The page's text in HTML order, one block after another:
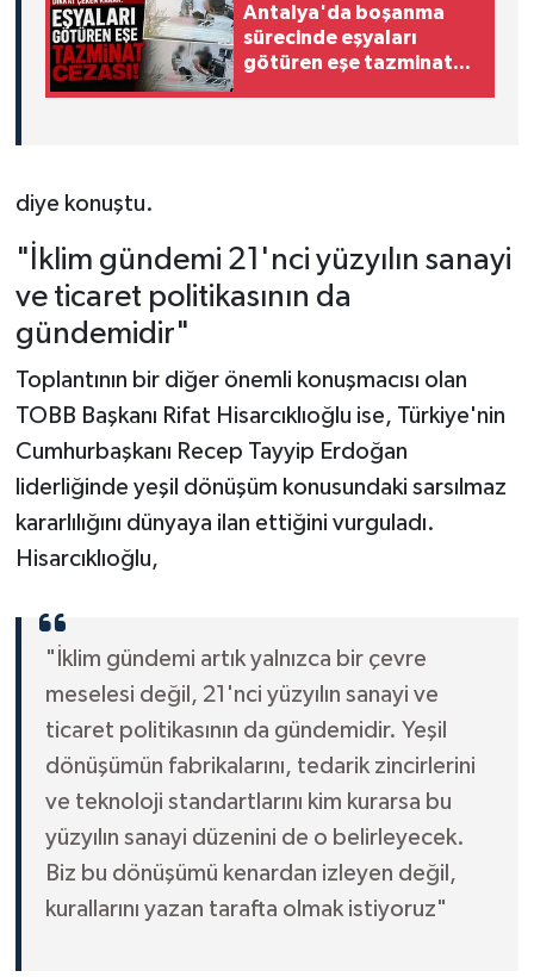
Antalya'da boşanma
sürecinde eşyaları
götüren eşe tazminat
diye konuştu.
"İklim gündemi 21'nci yüzyılın sanayi
ve ticaret politikasının da
gündemidir"
Toplantının bir diğer önemli konuşmacısı olan
TOBB Başkanı Rifat Hisarcıklıoğlu ise, Türkiye'nin
Cumhurbaşkanı Recep Tayyip Erdoğan
liderliğinde yeşil dönüşüm konusundaki sarsılmaz
kararlılığını dünyaya ilan ettiğini vurguladı.
Hisarcıklıoğlu,
"İklim gündemi artık yalnızca bir çevre
meselesi değil, 21'nci yüzyılın sanayi ve
ticaret politikasının da gündemidir. Yeşil
dönüşümün fabrikalarını, tedarik zincirlerini
ve teknoloji standartlarını kim kurarsa bu
yüzyılın sanayi düzenini de o belirleyecek.
Biz bu dönüşümü kenardan izleyen değil,
kurallarını yazan tarafta olmak istiyoruz"